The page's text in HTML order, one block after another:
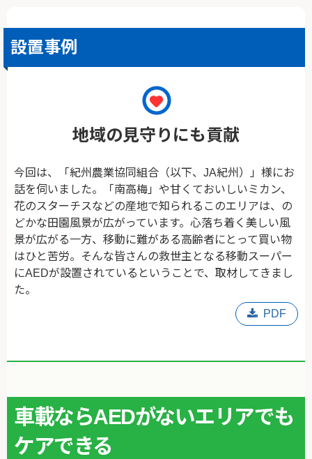
設置事例
地域の見守りにも貢献
今回は、「紀州農業協同組合（以下、JA紀州）」様にお
話を伺いました。「南高梅」や甘くておいしいミカン、
花のスターチスなどの産地で知られるこのエリアは、の
どかな田園風景が広がっています。心落ち着く美しい風
景が広がる一方、移動に難がある高齢者にとって買い物
はひと苦労。そんな皆さんの救世主となる移動スーパー
にAEDが設置されているということで、取材してきまし
た。
PDF
車載ならAEDがないエリアでも
ケアできる